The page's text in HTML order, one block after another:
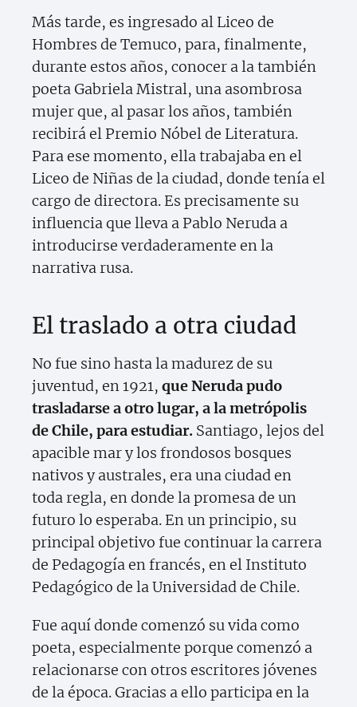
Más tarde, es ingresado al Liceo de
Hombres de Temuco, para, finalmente,
durante estos años, conocer a la también
poeta Gabriela Mistral, una asombrosa
mujer que, al pasar los años, también
recibirá el Premio Nóbel de Literatura.
Para ese momento, ella trabajaba en el
Liceo de Niñas de la ciudad, donde tenía el
cargo de directora. Es precisamente su
influencia que lleva a Pablo Neruda a
introducirse verdaderamente en la
narrativa rusa.
El traslado a otra ciudad
No fue sino hasta la madurez de su
juventud, en 1921, que Neruda pudo
trasladarse a otro lugar, a la metrópolis
de Chile, para estudiar. Santiago, lejos del
apacible mar y los frondosos bosques
nativos y australes, era una ciudad en
toda regla, en donde la promesa de un
futuro lo esperaba. En un principio, su
principal objetivo fue continuar la carrera
de Pedagogía en francés, en el Instituto
Pedagógico de la Universidad de Chile.
Fue aquí donde comenzó su vida como
poeta, especialmente porque comenzó a
relacionarse con otros escritores jóvenes
de la época. Gracias a ello participa en la